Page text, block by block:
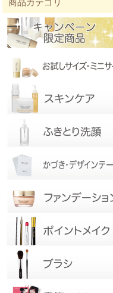
商品カテゴリ